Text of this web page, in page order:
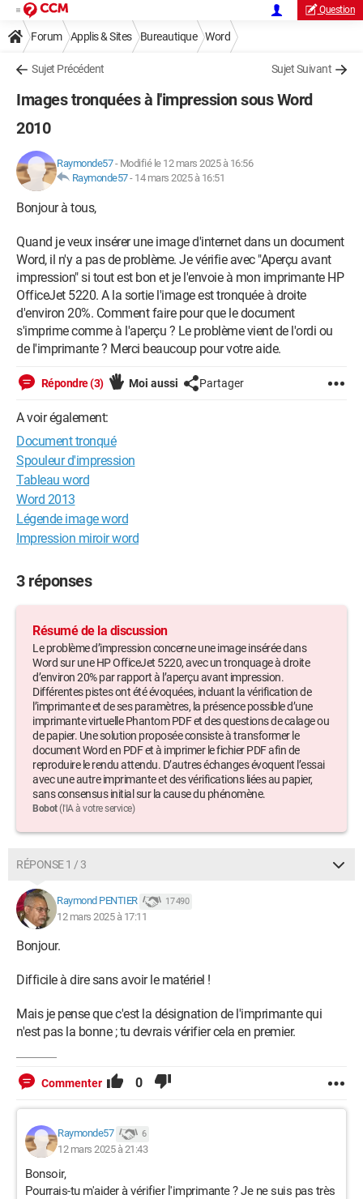
Question
Forum Applis & Sites Bureautique Word
Sujet Précédent Sujet Suivant
Images tronquées à l'impression sous Word
2010
Raymonde57- Modifié le 12 mars 2025 à 16:56
Raymonde57- 14 mars 2025 à 16:51
Bonjour à tous,
Quand je veux insérer une image d'internet dans un document
Word, il n'y a pas de problème. Je vérifie avec "Aperçu avant
impression" si tout est bon et je l'envoie à mon imprimante HP
OfficeJet 5220. A la sortie l'image est tronquée à droite
d'environ 20%. Comment faire pour que le document
s'imprime comme à l'aperçu ? Le problème vient de l'ordi ou
de l'imprimante ? Merci beaucoup pour votre aide.
Répondre (3) Moi aussi Partager
A voir également:
Document tronqué
Spouleur d'impression
Tableau word
Word 2013
Légende image word
Impression miroir word
3 réponses
Résumé de la discussion
Le problème d’impression concerne une image insérée dans
Word sur une HP OfficeJet 5220, avec un tronquage à droite
d’environ 20% par rapport à l’aperçu avant impression.
Différentes pistes ont été évoquées, incluant la vérification de
l’imprimante et de ses paramètres, la présence possible d’une
imprimante virtuelle Phantom PDF et des questions de calage ou
de papier. Une solution proposée consiste à transformer le
document Word en PDF et à imprimer le fichier PDF afin de
reproduire le rendu attendu. D’autres échanges évoquent l’essai
avec une autre imprimante et des vérifications liées au papier,
sans consensus initial sur la cause du phénomène.
Bobot(l'IA à votre service)
RÉPONSE 1 / 3
Raymond PENTIER 17 490
12 mars 2025 à 17:11
Bonjour.
Difficile à dire sans avoir le matériel !
Mais je pense que c'est la désignation de l'imprimante qui
n'est pas la bonne ; tu devrais vérifier cela en premier.
Commenter 0
Raymonde57 6
12 mars 2025 à 21:43
Bonsoir,
Pourrais-tu m'aider à vérifier l'imprimante ? Je ne suis pas très